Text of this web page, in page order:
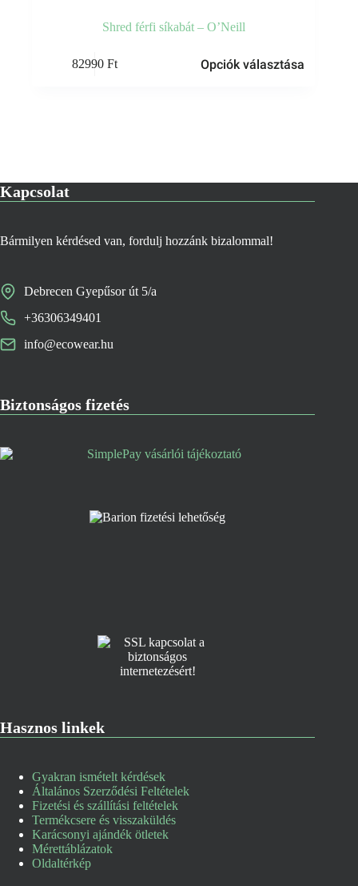
Shred férfi síkabát – O’Neill
82990Ft Opciók választása
termékoldalon
választhatók
Kapcsolat
Bármilyen kérdésed van, fordulj hozzánk bizalommal!
Debrecen Gyepűsor út 5/a
+36306349401
info@ecowear.hu
Biztonságos fizetés
Hasznos linkek
Gyakran ismételt kérdések
Általános Szerződési Feltételek
Fizetési és szállítási feltételek
Termékcsere és visszaküldés
Karácsonyi ajándék ötletek
Mérettáblázatok
Oldaltérkép